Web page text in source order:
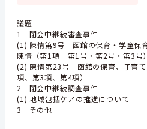
議題
1 閉会中継続審査事件
(1) 陳情第9号 函館の保育・学童保
陳情（第1項 第1号・第2号・第3号）
(2) 陳情第23号 函館の保育、子育て
項、第3項、第4項）
2 閉会中継続調査事件
(1) 地域包括ケアの推進について
3 その他